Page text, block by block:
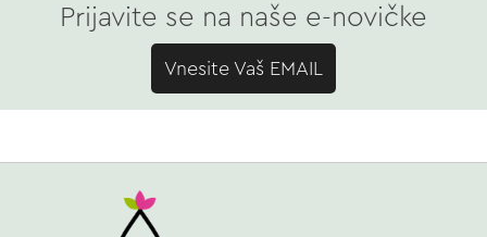
Prijavite se na naše e-novičke
Vnesite Vaš EMAIL